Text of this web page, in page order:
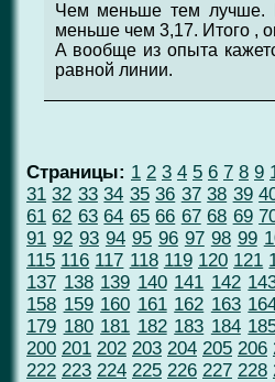
Чем меньше тем лучше.
меньше чем 3,17. Итого ,
А вообще из опыта
равной линии.
Страницы: 1 2 3 4 5 6 7 8 9
31 32 33 34 35 36 37 38 39
61 62 63 64 65 66 67 68 69
91 92 93 94 95 96 97 98 99
115 116 117 118 119 120 121
137 138 139 140 141 142
158 159 160 161 162 163
179 180 181 182 183 184
200 201 202 203 204 205 206
222 223 224 225 226 227 228